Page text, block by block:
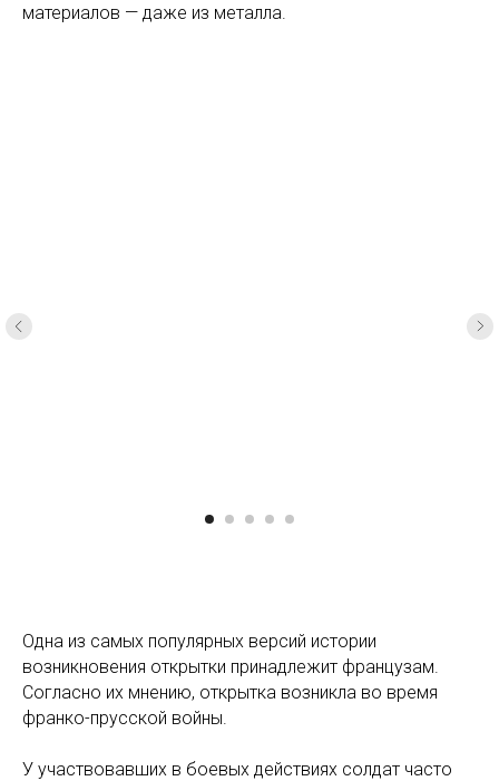
материалов — даже из металла.
Одна из самых популярных версий истории
возникновения открытки принадлежит французам.
Согласно их мнению, открытка возникла во время
франко-прусской войны.
У участвовавших в боевых действиях солдат часто